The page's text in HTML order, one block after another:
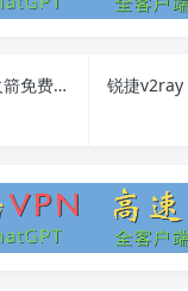
Shadowrocket小火箭免费节点：软件安装、使用教程和常见问题解答